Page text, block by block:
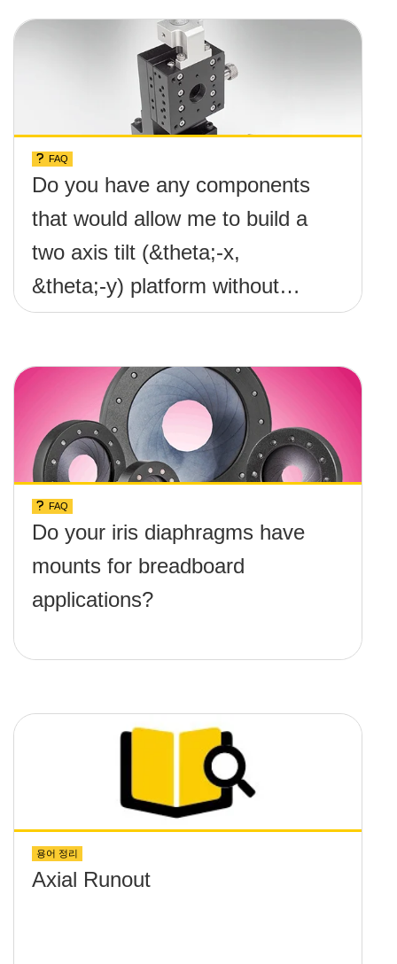
FAQ
Do you have any components
that would allow me to build a
two axis tilt (&theta;-x,
&theta;-y) platform without
any screws protruding up
FAQ
Do your iris diaphragms have
mounts for breadboard
applications?
용어 정리
Axial Runout